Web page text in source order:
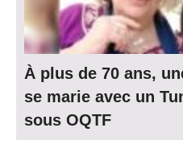
À plus de 70 ans,
se marie avec un
sous OQTF